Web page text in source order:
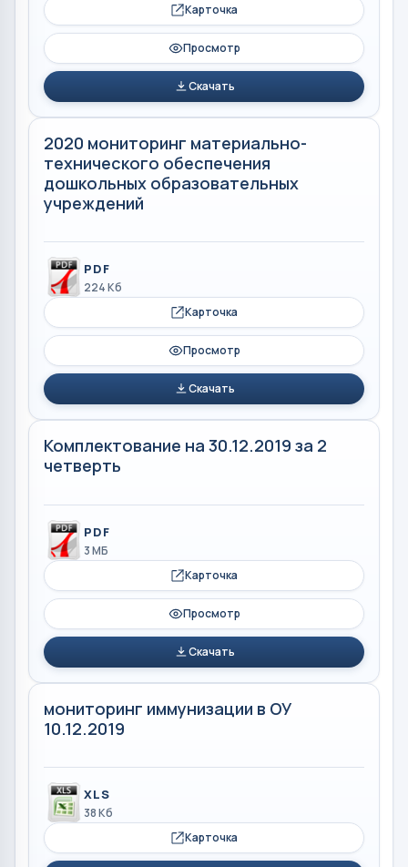
Карточка
Просмотр
Скачать
2020 мониторинг материально-
технического обеспечения
дошкольных образовательных
учреждений
PDF
224 Кб
Карточка
Просмотр
Скачать
Комплектование на 30.12.2019 за 2
четверть
PDF
3 МБ
Карточка
Просмотр
Скачать
мониторинг иммунизации в ОУ
10.12.2019
XLS
38 Кб
Карточка